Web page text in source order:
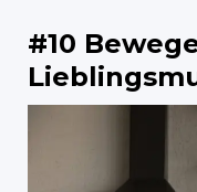
#10